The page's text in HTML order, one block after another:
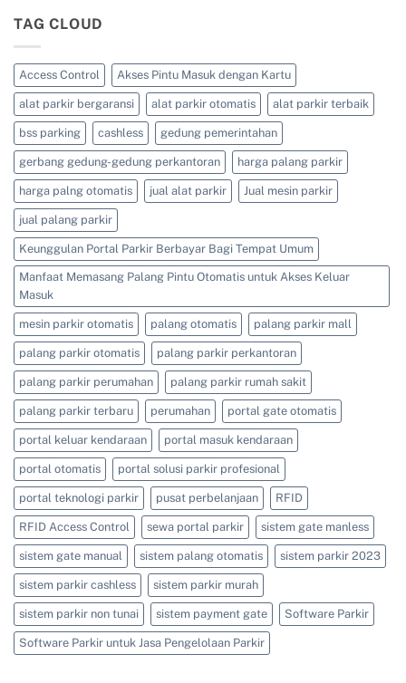
0813-
|
KABUPATEN
4405-
7125/
0813-
4161-
5165
dan
BSS
Parking
|
KABUPATEN
RAJA
AMPAT
0821-
4405-
7125/
0813-
4161-
5165
TAG CLOUD
Access Control Akses Pintu Masuk dengan Kartu
alat parkir bergaransi alat parkir otomatis alat parkir terbaik
bss parking cashless gedung pemerintahan
gerbang gedung-gedung perkantoran harga palang parkir
harga palng otomatis jual alat parkir Jual mesin parkir
jual palang parkir
Keunggulan Portal Parkir Berbayar Bagi Tempat Umum
Manfaat Memasang Palang Pintu Otomatis untuk Akses Keluar
Masuk
mesin parkir otomatis palang otomatis palang parkir mall
palang parkir otomatis palang parkir perkantoran
palang parkir perumahan palang parkir rumah sakit
palang parkir terbaru perumahan portal gate otomatis
portal keluar kendaraan portal masuk kendaraan
portal otomatis portal solusi parkir profesional
portal teknologi parkir pusat perbelanjaan RFID
RFID Access Control sewa portal parkir sistem gate manless
sistem gate manual sistem palang otomatis sistem parkir 2023
sistem parkir cashless sistem parkir murah
sistem parkir non tunai sistem payment gate Software Parkir
Software Parkir untuk Jasa Pengelolaan Parkir